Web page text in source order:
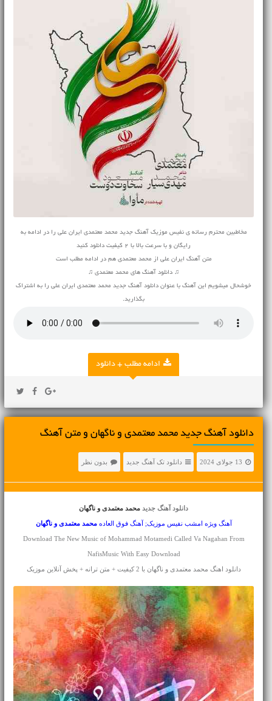
مخاطبین محترم رسانه ی نفیس موزیک آهنگ جدید محمد معتمدی ایران علی را در ادامه به
رایگان و با سرعت بالا با 2 کیفیت دانلود کنید
متن آهنگ ایران علی از محمد معتمدی هم در ادامه مطلب است
♫ دانلود آهنگ های محمد معتمدی ♫
خوشحال میشویم این آهنگ با عنوان دانلود آهنگ جدید محمد معتمدی ایران علی را به اشتراک
بگذارید.
ادامه مطلب + دانلود
دانلود آهنگ جديد محمد معتمدی و ناگهان و متن آهنگ
13 جولای 2024 دانلود تک آهنگ جدید بدون نظر
دانلود آهنگ جدید محمد معتمدی و ناگهان
آهنگ ویژه امشب نفیس موزیک; آهنگ فوق العادهمحمد معتمدی و ناگهان
Download The New Music of Mohammad Motamedi Called Va Nagahan From
NafisMusic With Easy Download
دانلود اهنگ محمد معتمدی و ناگهان با 2 کیفیت + متن ترانه + پخش آنلاین موزیک